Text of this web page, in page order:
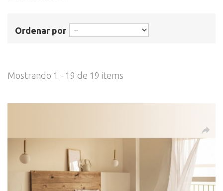
Ordenar por
Mostrando 1 - 19 de 19 items